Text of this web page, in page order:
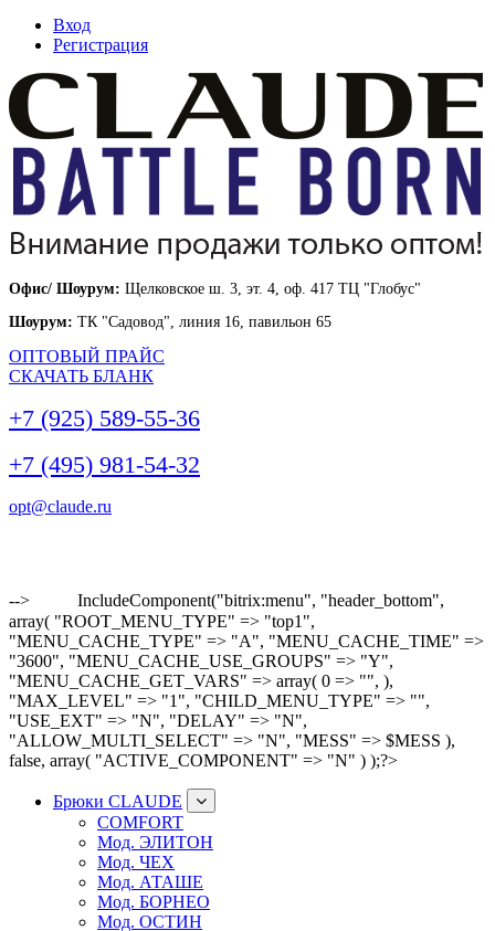
Вход
Регистрация
Офис/ Шоурум: Щелковское ш. 3, эт. 4, оф. 417 ТЦ "Глобус"
Шоурум: ТК "Садовод", линия 16, павильон 65
ОПТОВЫЙ ПРАЙС
СКАЧАТЬ БЛАНК
+7 (925) 589-55-36
+7 (495) 981-54-32
opt@claude.ru
-->
IncludeComponent("bitrix:menu", "header_bottom",
array( "ROOT_MENU_TYPE" => "top1",
"MENU_CACHE_TYPE" => "A", "MENU_CACHE_TIME" =>
"3600", "MENU_CACHE_USE_GROUPS" => "Y",
"MENU_CACHE_GET_VARS" => array( 0 => "", ),
"MAX_LEVEL" => "1", "CHILD_MENU_TYPE" => "",
"USE_EXT" => "N", "DELAY" => "N",
"ALLOW_MULTI_SELECT" => "N", "MESS" => $MESS ),
false, array( "ACTIVE_COMPONENT" => "N" ) );?>
Брюки CLAUDE
COMFORT
Мод. ЭЛИТОН
Мод. ЧЕХ
Мод. АТАШЕ
Мод. БОРНЕО
Мод. ОСТИН